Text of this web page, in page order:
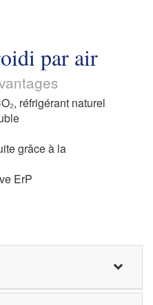
par air
réfrigérant naturel
grâce à la
ErP